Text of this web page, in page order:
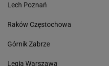
Lech Poznań
Raków Częstochowa
Górnik Zabrze
Legia Warszawa